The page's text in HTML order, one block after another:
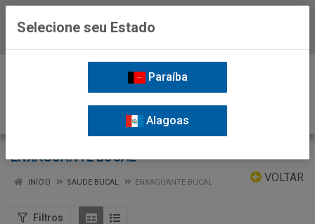
ENXAGUANTE BUCAL
VOLTAR
INÍCIO SAUDE BUCAL ENXAGUANTE BUCAL
Filtros
Selecione seu Estado
Paraíba
Alagoas